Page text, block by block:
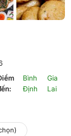
Bình
Định
Gia
Lai